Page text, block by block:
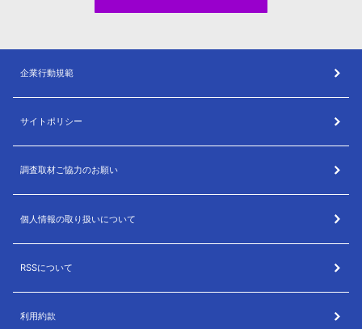
企業行動規範
サイトポリシー
調査取材ご協力のお願い
個人情報の取り扱いについて
RSSについて
利用約款